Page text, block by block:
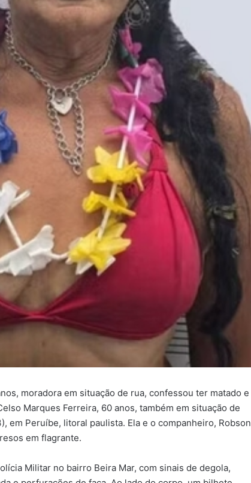
moradora em situação de rua, confessou ter matado e
Marques Ferreira, 60 anos, também em situação de
em Peruíbe, litoral paulista. Ela e o companheiro, Robson
em flagrante.
Militar no bairro Beira Mar, com sinais de degola,